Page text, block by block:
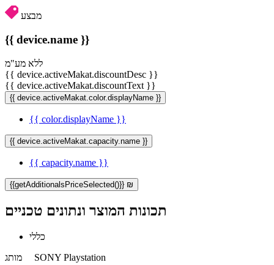
מבצע
{{ device.name }}
ללא מע"מ
{{ device.activeMakat.discountDesc }}
{{ device.activeMakat.discountText }}
{{ device.activeMakat.color.displayName }}
{{ color.displayName }}
{{ device.activeMakat.capacity.name }}
{{ capacity.name }}
{{getAdditionalsPriceSelected()}} ₪
תכונות המוצר ונתונים טכניים
כללי
מותג SONY Playstation